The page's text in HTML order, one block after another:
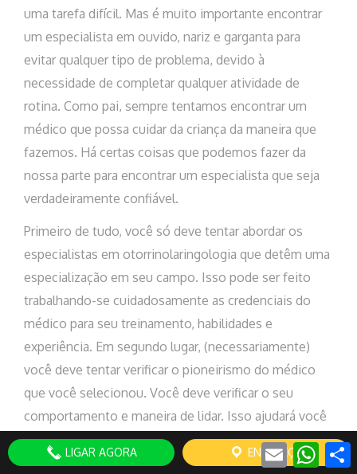
uma tarefa difícil. Mas é muito importante encontrar
um especialista em ouvido, nariz e garganta para
evitar qualquer tipo de problema, devido à
necessidade de completar qualquer atividade de
rotina. Como pai, sempre tentamos encontrar um
médico que possa cuidar da criança da maneira que
fazemos. Há certas coisas que podemos fazer da
nossa parte para encontrar um especialista que seja
verdadeiramente confiável.
Primeiro de tudo, você só deve tentar abordar os
especialistas em otorrinolaringologia que detêm uma
especialização em seu campo. Isso pode ser feito
trabalhando-se cuidadosamente as credenciais do
médico para seu treinamento, habilidades e
experiência. Em segundo lugar, (necessariamente)
você deve tentar verificar o pioneirismo do médico
que você selecionou. Você deve verificar o seu
comportamento e maneira de lidar. Isso ajudará você
a encontrar um especialista que possa fazer com que
seu filho se sinta à vontade..
Email
LIGAR AGORA ENDEREÇO